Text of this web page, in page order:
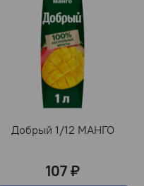
Добрый 1/12 МАНГО
107 ₽